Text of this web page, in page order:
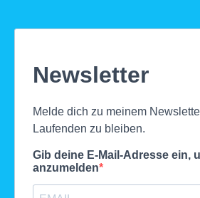
Newsletter
Melde dich zu meinem
Laufenden zu bleiben.
Gib deine E-Mail-Adresse ein,
anzumelden